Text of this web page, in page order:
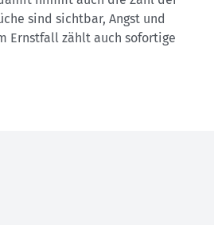
sind sichtbar, Angst und
Ernstfall zählt auch sofortige